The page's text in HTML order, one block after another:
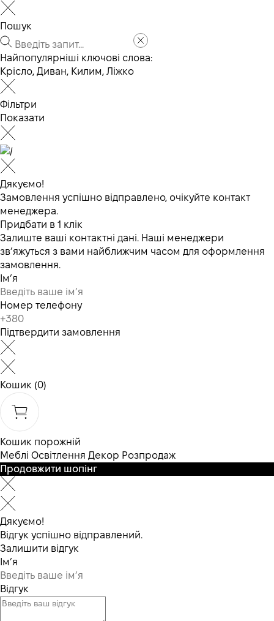
Пошук
Найпопулярніші ключові слова:
Крісло, Диван, Килим, Ліжко
Фільтри
Показати
Дякуємо!
Замовлення успішно відправлено, очікуйте контакт
менеджера.
Придбати в 1 клік
Залиште ваші контактні дані. Наші менеджери
зв’яжуться з вами найближчим часом для оформлення
замовлення.
Ім’я
Номер телефону
Підтвердити замовлення
Кошик (0)
Кошик порожній
Меблі Освітлення Декор Розпродаж
Продовжити шопінг
Дякуємо!
Відгук успішно відправлений.
Залишити відгук
Ім’я
Відгук